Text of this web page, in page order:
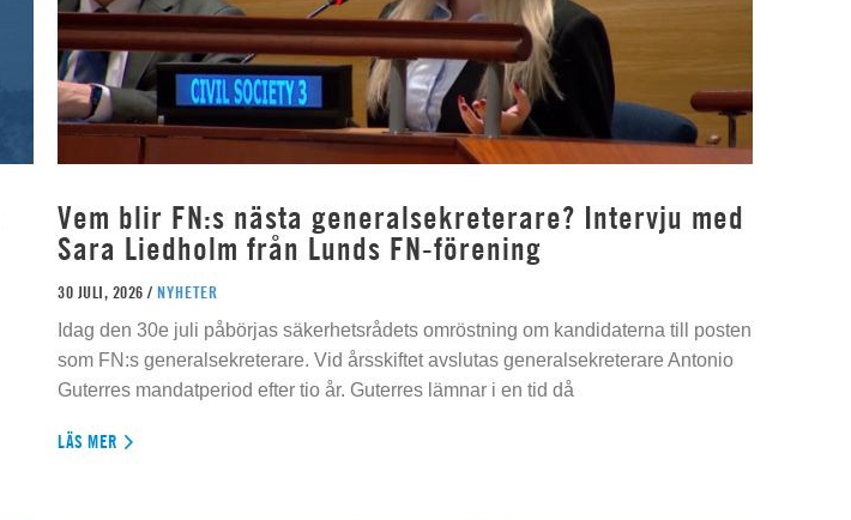
Vem blir FN:s nästa generalsekreterare? Intervju med
Sara Liedholm från Lunds FN-förening
30 JULI, 2026 / NYHETER
Idag den 30e juli påbörjas säkerhetsrådets omröstning om kandidaterna till posten
som FN:s generalsekreterare. Vid årsskiftet avslutas generalsekreterare Antonio
Guterres mandatperiod efter tio år. Guterres lämnar i en tid då
LÄS MER